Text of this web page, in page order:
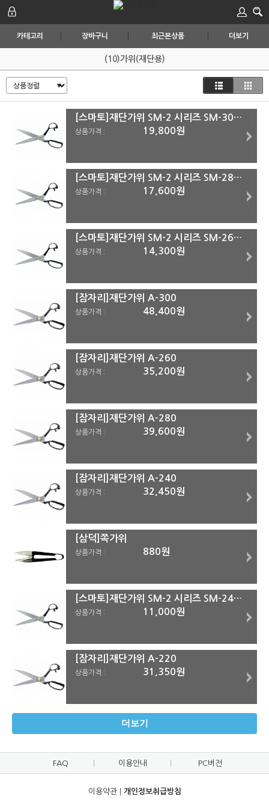
카테고리 장바구니 최근본상품 더보기
(10)가위(재단용)
[스마토]재단가위 SM-2 시리즈 SM-300G
상품가격 : 19,800원
[스마토]재단가위 SM-2 시리즈 SM-280G
상품가격 : 17,600원
[스마토]재단가위 SM-2 시리즈 SM-260G
상품가격 : 14,300원
[잠자리]재단가위 A-300
상품가격 : 48,400원
[잠자리]재단가위 A-260
상품가격 : 35,200원
[잠자리]재단가위 A-280
상품가격 : 39,600원
[잠자리]재단가위 A-240
상품가격 : 32,450원
[삼덕]쪽가위
상품가격 : 880원
[스마토]재단가위 SM-2 시리즈 SM-240G
상품가격 : 11,000원
[잠자리]재단가위 A-220
상품가격 : 31,350원
더보기
FAQ 이용안내 PC버전
이용약관| 개인정보취급방침